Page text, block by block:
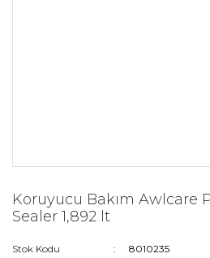
Koruyucu Bakım Awlcare
Sealer 1,892 lt
Stok Kodu
8010235